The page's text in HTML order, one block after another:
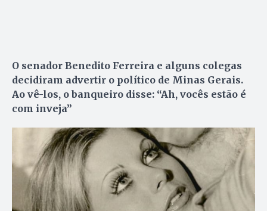
O senador Benedito Ferreira e alguns colegas
decidiram advertir o político de Minas Gerais.
Ao vê-los, o banqueiro disse: “Ah, vocês estão é
com inveja”